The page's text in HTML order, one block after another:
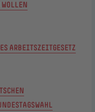
ARBEITSZEITGESETZ